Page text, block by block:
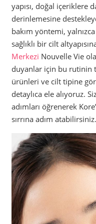
yapısı, doğal içeriklere
derinlemesine
bakım yöntemi,
sağlıklı bir cilt
Merkezi Nouvelle Vie
duyanlar için bu rutinin
ürünleri ve cilt tipine
detaylıca ele alıyoruz.
adımları öğrenerek
sırrına adım atabilirsiniz.